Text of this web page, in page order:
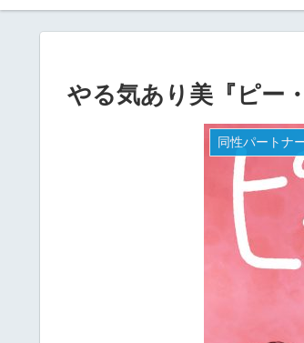
やる気あり美『ピー
同性パートナ